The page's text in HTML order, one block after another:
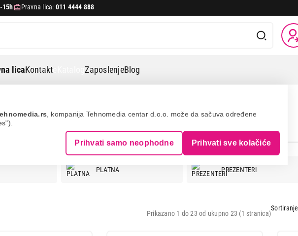
, kompanija Tehnomedia centar d.o.o. može da sačuva određene
Prihvati samo neophodne Prihvati sve kolačiće
15h Pravna lica: 011 4444 888
licaKontakt eKatalogZaposlenjeBlog
PROJEKTORE
PLATNA PREZENTERI
Sortiranje
Prikazano 1 do 23 od ukupno 23 (1 stranica)